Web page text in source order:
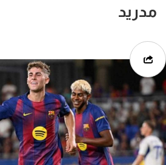
مدريد